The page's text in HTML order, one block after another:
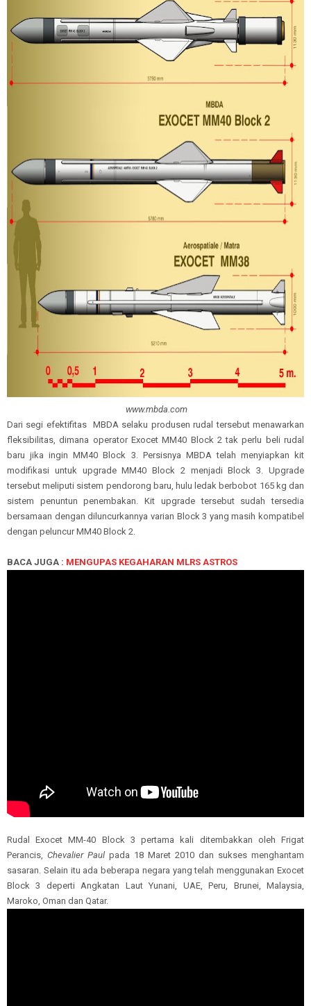
www.mbda.com
Dari segi efektifitas MBDA selaku produsen rudal tersebut menawarkan
fleksibilitas, dimana operator Exocet MM40 Block 2 tak perlu beli rudal
baru jika ingin MM40 Block 3. Persisnya MBDA telah menyiapkan kit
modifikasi untuk upgrade MM40 Block 2 menjadi Block 3. Upgrade
tersebut meliputi sistem pendorong baru, hulu ledak berbobot 165 kg dan
sistem penuntun penembakan. Kit upgrade tersebut sudah tersedia
bersamaan dengan diluncurkannya varian Block 3 yang masih kompatibel
dengan peluncur MM40 Block 2.
BACA JUGA : MENGUPAS KEGAHARAN MLRS ASTROS
Rudal Exocet MM-40 Block 3 pertama kali ditembakkan oleh Frigat
Perancis, Chevalier Paul pada 18 Maret 2010 dan sukses menghantam
sasaran. Selain itu ada beberapa negara yang telah menggunakan Exocet
Block 3 deperti Angkatan Laut Yunani, UAE, Peru, Brunei, Malaysia,
Maroko, Oman dan Qatar.